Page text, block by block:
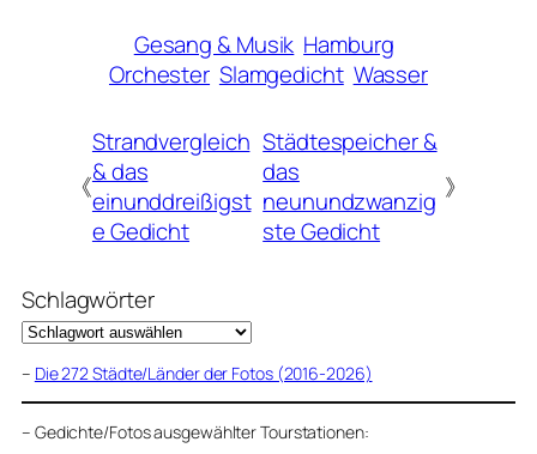
Gesang & Musik Hamburg
Orchester Slamgedicht Wasser
《
Strandvergleich
& das
einunddreißigst
e Gedicht
Städtespeicher &
das
neunundzwanzig
ste Gedicht
》
Schlagwörter
– Die 272 Städte/Länder der Fotos (2016-2026)
– Gedichte/Fotos ausgewählter Tourstationen: